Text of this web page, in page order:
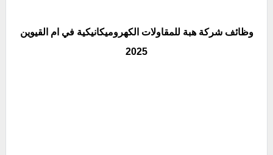
وظائف شركة هبة للمقاولات الكهروميكانيكية في ام القيوين
2025